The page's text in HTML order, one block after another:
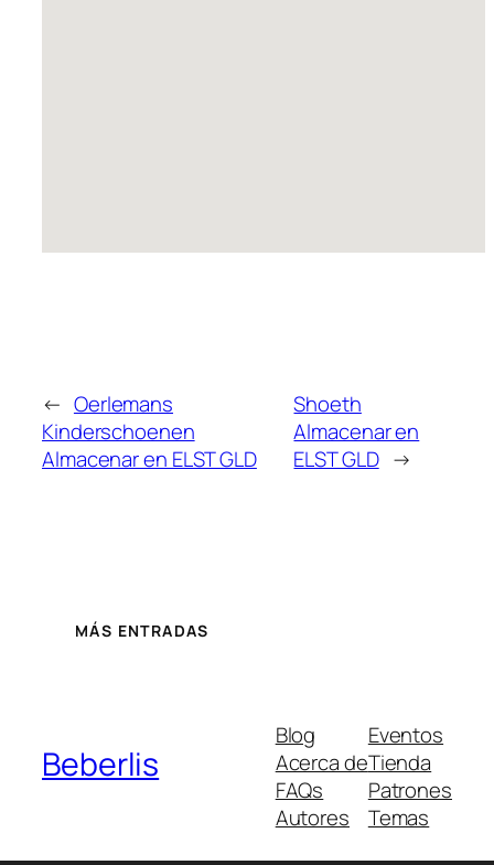
← Oerlemans
Kinderschoenen
Almacenar en ELST GLD
Shoeth
Almacenar en
ELST GLD →
MÁS ENTRADAS
Beberlis
Blog
Acerca de
FAQs
Autores
Eventos
Tienda
Patrones
Temas